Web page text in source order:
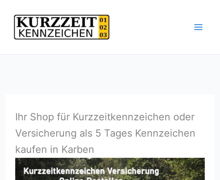
Inhalt
springen
Ihr Shop für Kurzzeitkennzeichen oder
Versicherung als 5 Tages Kennzeichen
kaufen in Karben